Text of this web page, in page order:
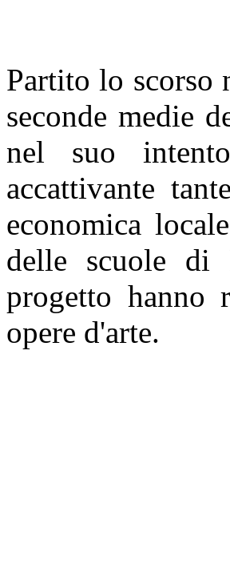
Partito lo scorso
seconde medie
nel suo
accattivante
economica
delle scuole di
progetto hanno
opere d'arte.